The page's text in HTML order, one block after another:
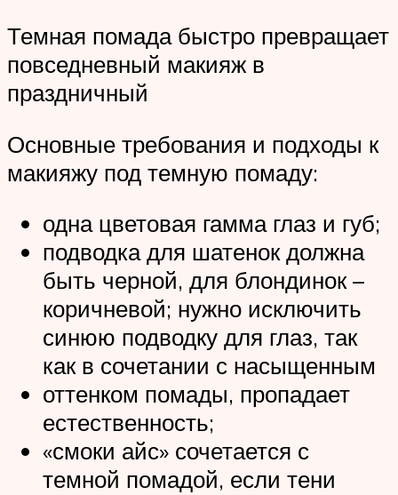
Темная помада быстро превращает
повседневный макияж в
праздничный
Основные требования и подходы к
макияжу под темную помаду:
одна цветовая гамма глаз и губ;
подводка для шатенок должна
быть черной, для блондинок –
коричневой; нужно исключить
синюю подводку для глаз, так
как в сочетании с насыщенным
оттенком помады, пропадает
естественность;
«смоки айс» сочетается с
темной помадой, если тени